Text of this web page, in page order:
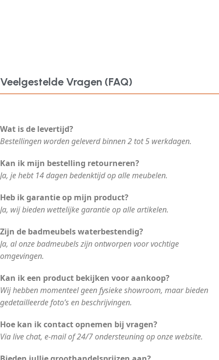
Veelgestelde Vragen (FAQ)
Wat is de levertijd?
Bestellingen worden geleverd binnen 2 tot 5 werkdagen.
Kan ik mijn bestelling retourneren?
Ja, je hebt 14 dagen bedenktijd op alle meubelen.
Heb ik garantie op mijn product?
Ja, wij bieden wettelijke garantie op alle artikelen.
Zijn de badmeubels waterbestendig?
Ja, al onze badmeubels zijn ontworpen voor vochtige
omgevingen.
Kan ik een product bekijken voor aankoop?
Wij hebben momenteel geen fysieke showroom, maar bieden
gedetailleerde foto’s en beschrijvingen.
Hoe kan ik contact opnemen bij vragen?
Via live chat, e-mail of 24/7 ondersteuning op onze website.